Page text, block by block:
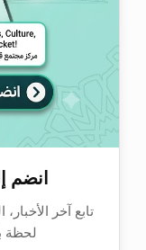
انضم
تابع آخر
لحظة